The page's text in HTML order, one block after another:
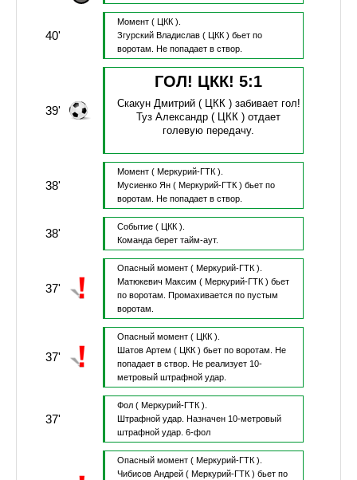
40'
Момент ( ЦКК ).
Згурский Владислав( ЦКК ) бьет по
воротам.
Не попадает в створ.
39'
ГОЛ! ЦКК!5:1
Скакун Дмитрий( ЦКК ) забивает гол!
Туз Александр ( ЦКК )отдает
голевую передачу.
38'
Момент ( Меркурий-ГТК ).
Мусиенко Ян( Меркурий-ГТК ) бьет по
воротам.
Не попадает в створ.
38' Событие ( ЦКК ).
Команда берет тайм-аут.
37'
Опасный момент ( Меркурий-ГТК ).
Матюкевич Максим ( Меркурий-ГТК ) бьет
по воротам.
Промахивается по пустым
воротам.
37'
Опасный момент ( ЦКК ).
Шатов Артем ( ЦКК ) бьет по воротам.
Не
попадает в створ.
Не реализует 10-
метровый штрафной удар.
37'
Фол ( Меркурий-ГТК ).
Штрафной удар.
Назначен 10-метровый
штрафной удар. 6-фол
Опасный момент ( Меркурий-ГТК ).
Чибисов Андрей( Меркурий-ГТК ) бьет по